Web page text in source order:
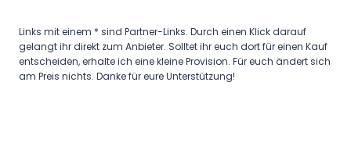
Links mit einem * sind Partner-Links. Durch einen Klick darauf
gelangt ihr direkt zum Anbieter. Solltet ihr euch dort für einen Kauf
entscheiden, erhalte ich eine kleine Provision. Für euch ändert sich
am Preis nichts. Danke für eure Unterstützung!